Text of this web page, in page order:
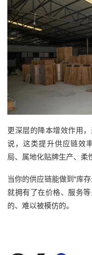
更深层的降本增效作用
说，这类提升供应链效
局、属地化贴牌生产、柔
当你的供应链能做到“库
就拥有了在价格、服务
的、难以被模仿的。